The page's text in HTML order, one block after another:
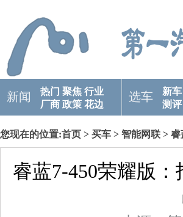
新闻 热门 聚焦 行业
厂商 政策 花边
选车 新车
测评
您现在的位置:首页 > 买车 > 智能网联 > 睿
睿蓝7-450荣耀版